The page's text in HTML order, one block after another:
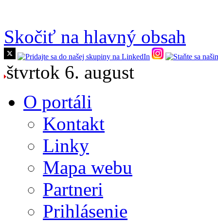
Skočiť na hlavný obsah
štvrtok 6. august
O portáli
Kontakt
Linky
Mapa webu
Partneri
Prihlásenie